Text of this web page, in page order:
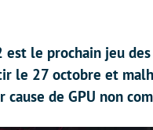
est le prochain jeu
le 27 octobre et
de GPU non